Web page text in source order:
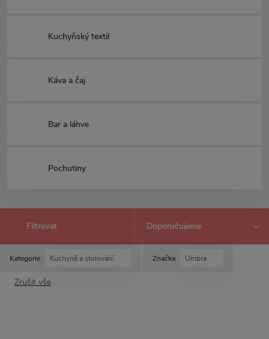
Kuchyňský textil
Káva a čaj
Bar a láhve
Pochutiny
Filtrovat
Kategorie Kuchyně a stolování Značka Umbra
Zrušit vše